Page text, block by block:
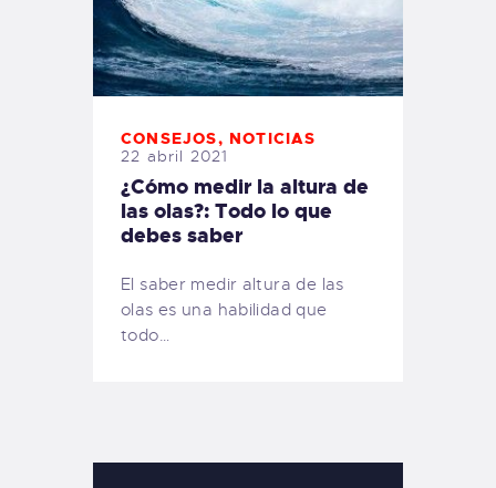
CONSEJOS, NOTICIAS
22 abril 2021
¿Cómo medir la altura de
las olas?: Todo lo que
debes saber
El saber medir altura de las
olas es una habilidad que
todo…